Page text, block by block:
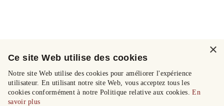
×
Ce site Web utilise des cookies
Notre site Web utilise des cookies pour améliorer l'expérience
utilisateur. En utilisant notre site Web, vous acceptez tous les
cookies conformément à notre Politique relative aux cookies.En
savoir plus